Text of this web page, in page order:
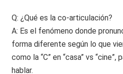
Q: ¿Qué es la co-articulación?
A: Es el fenómeno donde
forma diferente según lo que
como la “C” en “casa” vs
hablar.